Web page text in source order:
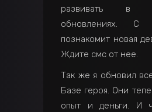
развивать в
обновлениях.
познакомит новая
Ждите смс от нее.
Так же я обновил
Базе героя. Они
опыт и деньги. И